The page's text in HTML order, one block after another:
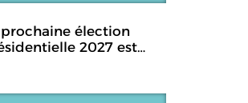
prochaine élection
2027 est